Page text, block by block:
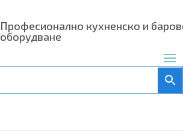
Професионално кухненско и
оборудване